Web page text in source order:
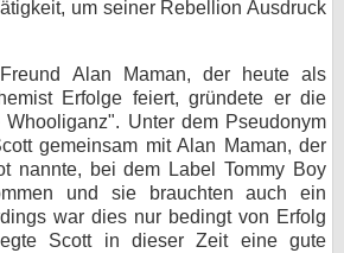
um seiner Rebellion Ausdruck
Alan Maman, der heute als
Erfolge feiert, gründete er die
Whooliganz". Unter dem Pseudonym
gemeinsam mit Alan Maman, der
nannte, bei dem Label Tommy Boy
und sie brauchten auch ein
war dies nur bedingt von Erfolg
Scott in dieser Zeit eine gute
Datenschutz
Cookie-Einstellungen
Impressum
Desktop-Ansicht
myFanbase